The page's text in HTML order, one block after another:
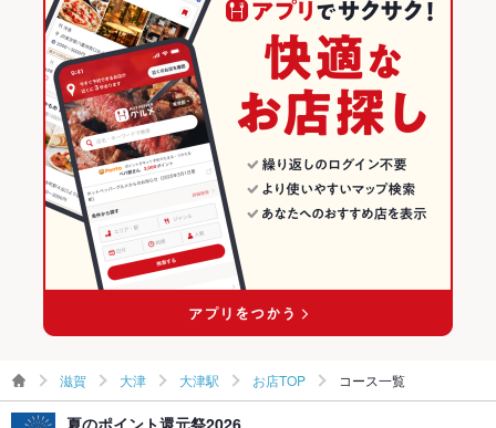
滋賀 × 和食全般
大津のグルメランキング
大津の和食ランキング
大津駅のグルメランキング
大津駅の和食ランキング
滋賀 大津 大津駅 お店TOP コース一覧
夏のポイント還元祭2026